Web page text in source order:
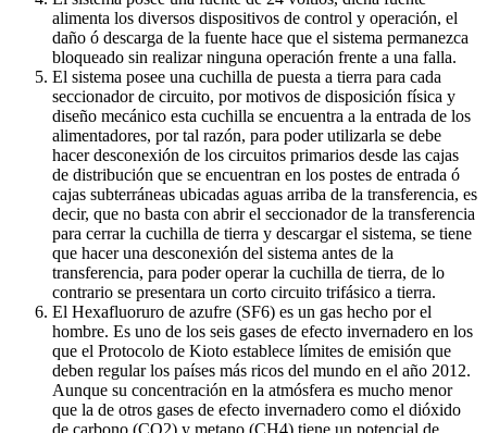
alimenta los diversos dispositivos de control y operación, el
daño ó descarga de la fuente hace que el sistema permanezca
bloqueado sin realizar ninguna operación frente a una falla.
El sistema posee una cuchilla de puesta a tierra para cada
seccionador de circuito, por motivos de disposición física y
diseño mecánico esta cuchilla se encuentra a la entrada de los
alimentadores, por tal razón, para poder utilizarla se debe
hacer desconexión de los circuitos primarios desde las cajas
de distribución que se encuentran en los postes de entrada ó
cajas subterráneas ubicadas aguas arriba de la transferencia, es
decir, que no basta con abrir el seccionador de la transferencia
para cerrar la cuchilla de tierra y descargar el sistema, se tiene
que hacer una desconexión del sistema antes de la
transferencia, para poder operar la cuchilla de tierra, de lo
contrario se presentara un corto circuito trifásico a tierra.
El Hexafluoruro de azufre (SF6) es un gas hecho por el
hombre. Es uno de los seis gases de efecto invernadero en los
que el Protocolo de Kioto establece límites de emisión que
deben regular los países más ricos del mundo en el año 2012.
Aunque su concentración en la atmósfera es mucho menor
que la de otros gases de efecto invernadero como el dióxido
de carbono (CO2) y metano (CH4) tiene un potencial de